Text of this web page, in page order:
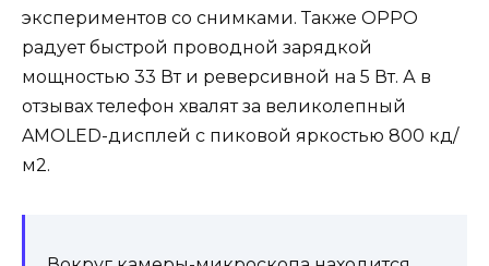
экспериментов со снимками. Также OPPO
радует быстрой проводной зарядкой
мощностью 33 Вт и реверсивной на 5 Вт. А в
отзывах телефон хвалят за великолепный
AMOLED-дисплей с пиковой яркостью 800 кд/
м2.